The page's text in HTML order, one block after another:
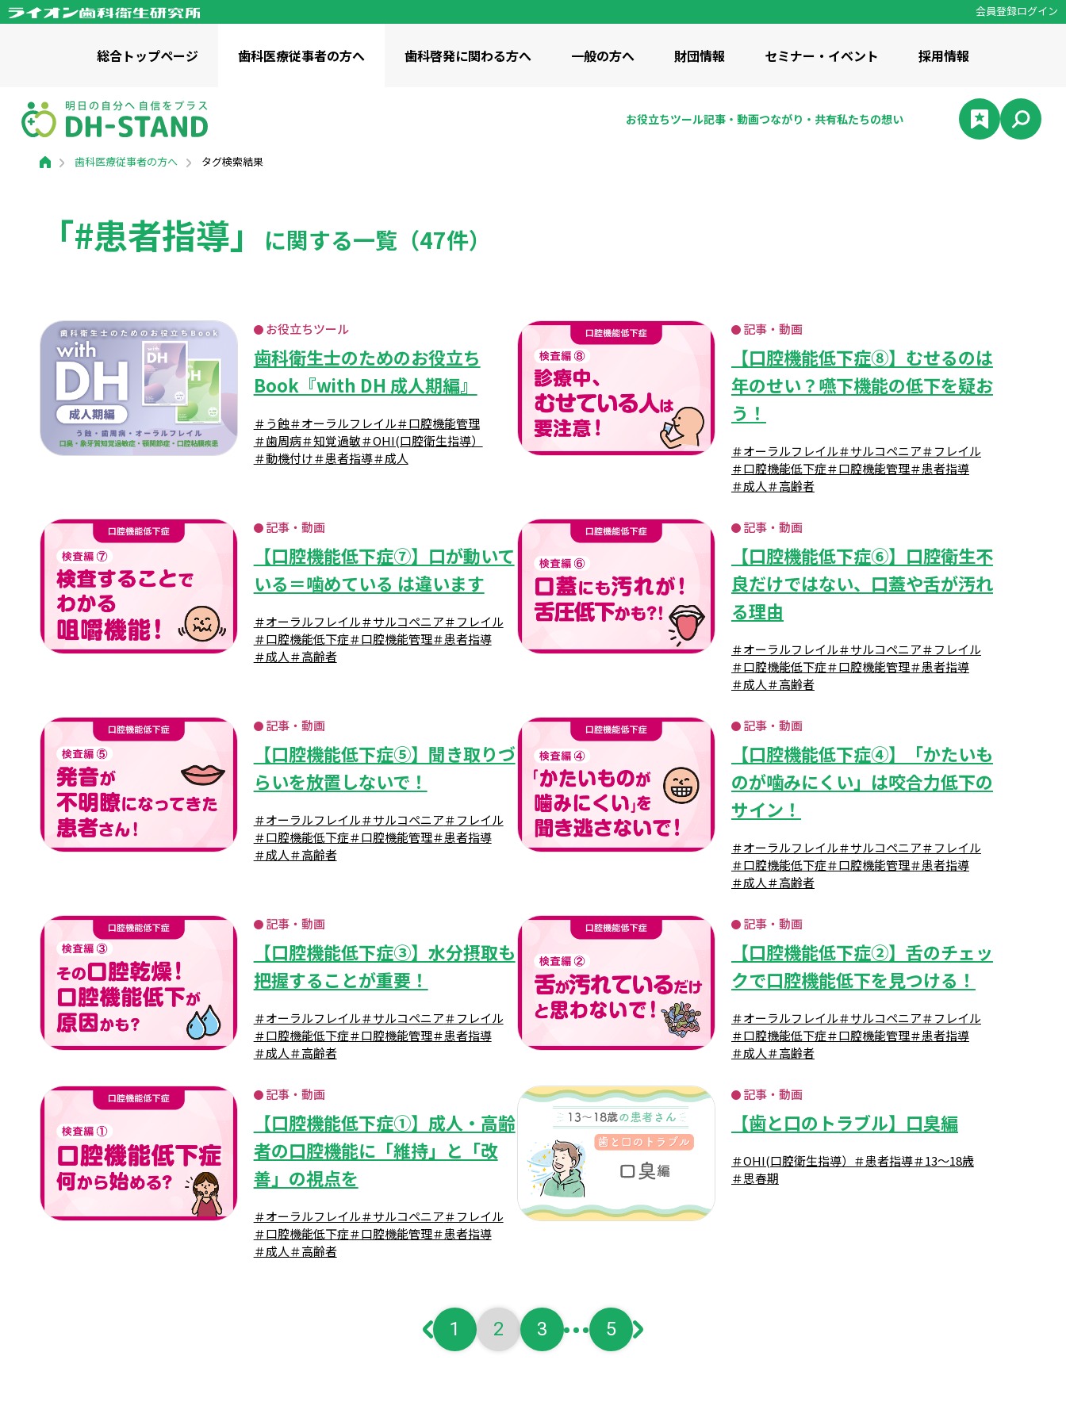
会員登録ログイン
総合トップページ 歯科医療従事者の方へ
歯科医療従事者の方へトップページ
お役立ちツール
歯科啓発に関わる方へ
歯科啓発に関わる方へトップページ
お役立ちツール ダウンロード
一般の方へ
一般の方へトップページ
幼児向け / 知識・コラム
成人向け / 知識・コラム
歯と口の健康研究室 かみかみゴクゴク体操
財団情報
財団情報トップページ
ライオン歯科衛生研究所について
事業・財務資料 ライオン歯科衛生研究所の沿革
活動実績
セミナー・イベント 採用情報
お役立ちツール記事・ 動画つながり・ 共有私たちの想い
歯科医療従事者の方へ タグ検索結果
「#患者指導」 に関する一覧（47件）
お役立ちツール
歯科衛生士のためのお役立ち
Book『with DH 成人期編』
＃う蝕＃オーラルフレイル＃口腔機能管理
＃歯周病＃知覚過敏＃OHI(口腔衛生指導）
＃動機付け＃患者指導＃成人
記事・動画
【口腔機能低下症⑧】むせるのは
年のせい？嚥下機能の低下を疑お
う！
＃オーラルフレイル＃サルコペニア＃フレイル
＃口腔機能低下症＃口腔機能管理＃患者指導
＃成人＃高齢者
記事・動画
【口腔機能低下症⑦】口が動いて
いる＝噛めている は違います
＃オーラルフレイル＃サルコペニア＃フレイル
＃口腔機能低下症＃口腔機能管理＃患者指導
＃成人＃高齢者
記事・動画
【口腔機能低下症⑥】口腔衛生不
良だけではない、口蓋や舌が汚れ
る理由
＃オーラルフレイル＃サルコペニア＃フレイル
＃口腔機能低下症＃口腔機能管理＃患者指導
＃成人＃高齢者
記事・動画
【口腔機能低下症⑤】聞き取りづ
らいを放置しないで！
＃オーラルフレイル＃サルコペニア＃フレイル
＃口腔機能低下症＃口腔機能管理＃患者指導
＃成人＃高齢者
記事・動画
【口腔機能低下症④】「かたいも
のが噛みにくい」は咬合力低下の
サイン！
＃オーラルフレイル＃サルコペニア＃フレイル
＃口腔機能低下症＃口腔機能管理＃患者指導
＃成人＃高齢者
記事・動画
【口腔機能低下症③】水分摂取も
把握することが重要！
＃オーラルフレイル＃サルコペニア＃フレイル
＃口腔機能低下症＃口腔機能管理＃患者指導
＃成人＃高齢者
記事・動画
【口腔機能低下症②】舌のチェッ
クで口腔機能低下を見つける！
＃オーラルフレイル＃サルコペニア＃フレイル
＃口腔機能低下症＃口腔機能管理＃患者指導
＃成人＃高齢者
記事・動画
【口腔機能低下症①】成人・高齢
者の口腔機能に「維持」と「改
善」の視点を
＃オーラルフレイル＃サルコペニア＃フレイル
＃口腔機能低下症＃口腔機能管理＃患者指導
＃成人＃高齢者
記事・動画
【歯と口のトラブル】口臭編
＃OHI(口腔衛生指導） ＃患者指導＃13～18歳
＃思春期
1 2 3 5